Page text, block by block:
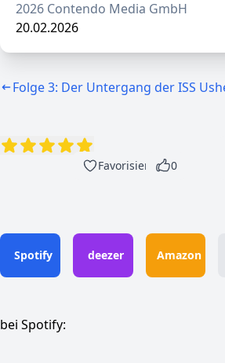
2026 Contendo Media GmbH
20.02.2026
Folge 3: Der Untergang der ISS
Favorisieren 0
Spotify deezer Amazon
bei Spotify: